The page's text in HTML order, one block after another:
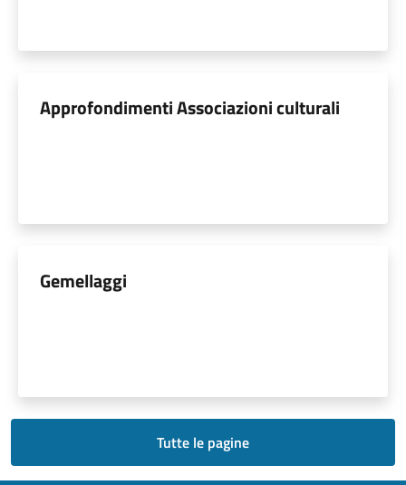
Approfondimenti Associazioni culturali
Gemellaggi
Tutte le pagine